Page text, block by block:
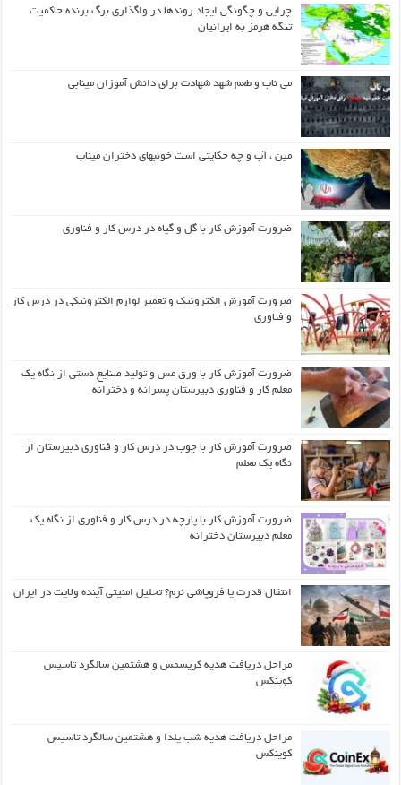
چرایی و چگونگی ایجاد روندها در واگذاری برگ برنده حاکمیت
تنگه هرمز به ایرانیان
می ناب و طعم شهد شهادت برای دانش آموزان مینابی
مین ، آب و چه حکایتی است خونبهای دختران میناب
ضرورت آموزش کار با گل و گیاه در درس کار و فناوری
ضرورت آموزش الکترونیک و تعمیر لوازم الکترونیکی در درس کار
و فناوری
ضرورت آموزش کار با ورق مس و تولید صنایع دستی از نگاه یک
معلم کار و فناوری دبیرستان پسرانه و دخترانه
ضرورت آموزش کار با چوب در درس کار و فناوری دبیرستان از
نگاه یک معلم
ضرورت آموزش کار با پارچه در درس کار و فناوری از نگاه یک
معلم دبیرستان دخترانه
انتقال قدرت یا فروپاشی نرم؟ تحلیل امنیتی آینده ولایت در ایران
مراحل دریافت هدیه کریسمس و هشتمین سالگرد تاسیس
کوینکس
مراحل دریافت هدیه شب یلدا و هشتمین سالگرد تاسیس
کوینکس